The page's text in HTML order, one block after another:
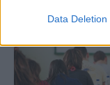
Data Deletion